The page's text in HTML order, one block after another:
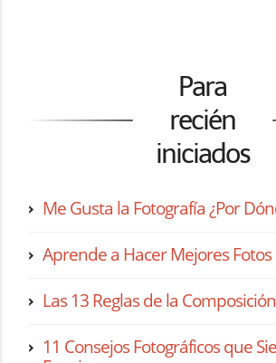
Para
recién
iniciados
Me Gusta la Fotografía ¿Por
Aprende a Hacer Mejores Fotos
Las 13 Reglas de la Composición
11 Consejos Fotográficos que